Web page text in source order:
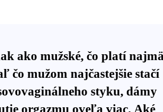
ako mužské, čo platí
čo mužom najčastejšie stačí
styku, dámy